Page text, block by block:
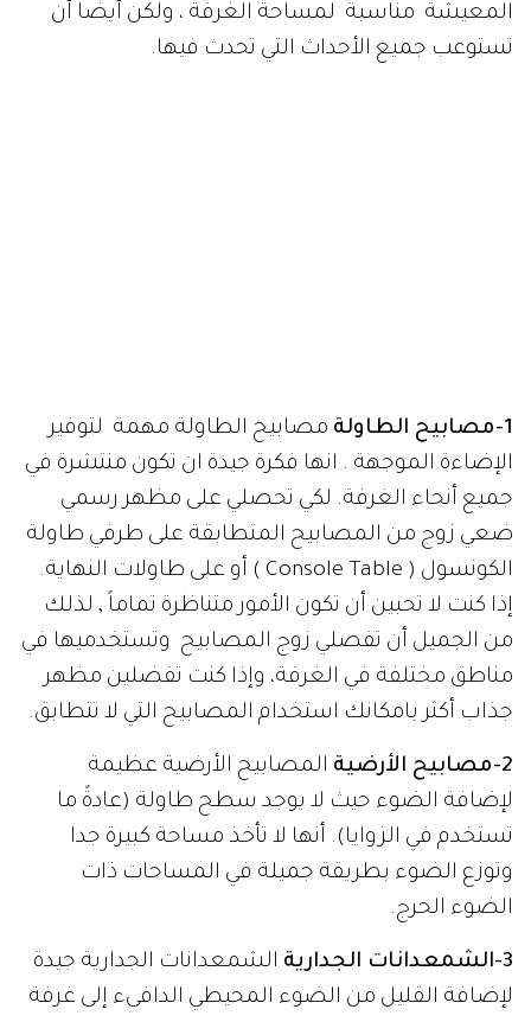
المعيشة مناسبة لمساحة الغرفة ، ولكن أيضا أن
تستوعب جميع الأحداث التي تحدث فيها.
1-مصابيح الطاولة
مصابيح الطاولة مهمة لتوفير
الإضاءة الموجهة . انها فكرة جيدة ان تكون منتشرة في
جميع أنحاء الغرفة. لكي تحصلي على مظهر رسمي
ضعي زوج من المصابيح المتطابقة على طرفي طاولة
الكونسول ( Console Table ) أو على طاولات النهاية.
إذا كنت لا تحبين أن تكون الأمور متناظرة تماماً , لذلك
من الجميل أن تفصلي زوج المصابيح وتستخدميها في
مناطق مختلفة في الغرفة، وإذا كنت تفضلين مظهر
جذاب أكثر بامكانك استخدام المصابيح التي لا تتطابق.
2-مصابيح الأرضية
المصابيح الأرضية عظيمة
لإضافة الضوء حيث لا يوجد سطح طاولة (عادةً ما
تستخدم في الزوايا). أنها لا تأخذ مساحة كبيرة جدا
وتوزع الضوء بطريقة جميلة في المساحات ذات
الضوء الحرج.
3-الشمعدانات الجدارية
الشمعدانات الجدارية جيدة
لإضافة القليل من الضوء المحيطي الدافىء إلى غرفة